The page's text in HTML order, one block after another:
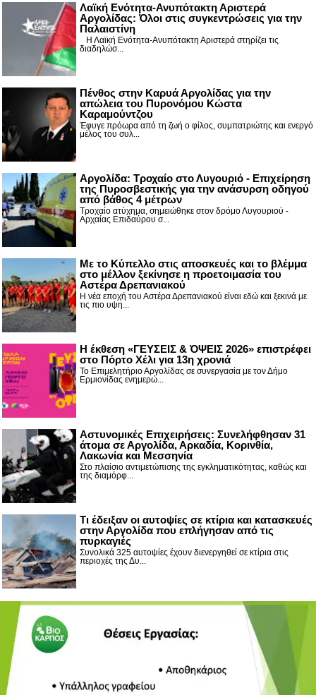
Λαϊκή Ενότητα-Ανυπότακτη Αριστερά
Αργολίδας: Όλοι στις συγκεντρώσεις για την
Παλαιστίνη
Η Λαϊκή Ενότητα-Ανυπότακτη Αριστερά στηρίζει τις
διαδηλώσ...
Πένθος στην Καρυά Αργολίδας για την
απώλεια του Πυρονόμου Κώστα
Καραμούντζου
Έφυγε πρόωρα από τη ζωή ο φίλος, συμπατριώτης και ενεργό
μέλος του συλ...
Αργολίδα: Τροχαίο στο Λυγουριό - Επιχείρηση
της Πυροσβεστικής για την ανάσυρση οδηγού
από βάθος 4 μέτρων
Τροχαίο ατύχημα, σημειώθηκε στον δρόμο Λυγουριού -
Αρχαίας Επιδαύρου σ...
Με το Κύπελλο στις αποσκευές και το βλέμμα
στο μέλλον ξεκίνησε η προετοιμασία του
Αστέρα Δρεπανιακού
Η νέα εποχή του Αστέρα Δρεπανιακού είναι εδώ και ξεκινά με
τις πιο υψη...
Η έκθεση «ΓΕΥΣΕΙΣ & ΌΨΕΙΣ 2026» επιστρέφει
στο Πόρτο Χέλι για 13η χρονιά
Το Επιμελητήριο Αργολίδας σε συνεργασία με τον Δήμο
Ερμιονίδας ενημερώ...
Αστυνομικές Επιχειρήσεις: Συνελήφθησαν 31
άτομα σε Αργολίδα, Αρκαδία, Κορινθία,
Λακωνία και Μεσσηνία
Στο πλαίσιο αντιμετώπισης της εγκληματικότητας, καθώς και
της διαμόρφ...
Τι έδειξαν οι αυτοψίες σε κτίρια και κατασκευές
στην Αργολίδα που επλήγησαν από τις
πυρκαγιές
Συνολικά 325 αυτοψίες έχουν διενεργηθεί σε κτίρια στις
περιοχές της Δυ...